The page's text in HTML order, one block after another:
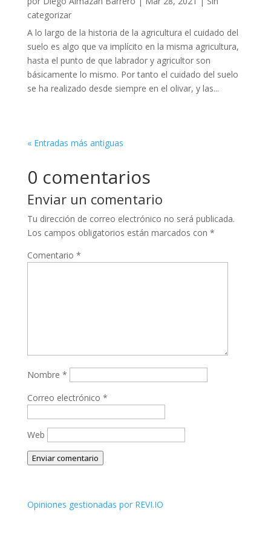
categorizar
A lo largo de la historia de la agricultura el cuidado del
suelo es algo que va implícito en la misma agricultura,
hasta el punto de que labrador y agricultor son
básicamente lo mismo. Por tanto el cuidado del suelo
se ha realizado desde siempre en el olivar, y las...
« Entradas más antiguas
0 comentarios
Enviar un comentario
Tu dirección de correo electrónico no será publicada.
Los campos obligatorios están marcados con *
Comentario *
Nombre *
Correo electrónico *
Web
Enviar comentario
Opiniones gestionadas por REVI.IO